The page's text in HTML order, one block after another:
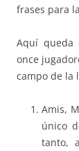
frases para
Aquí queda
once
campo de la
Amis,
único
tanto,